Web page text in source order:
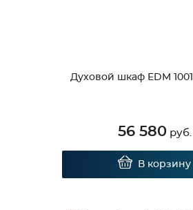
Духовой шкаф EDM
56 580руб.
В корзину